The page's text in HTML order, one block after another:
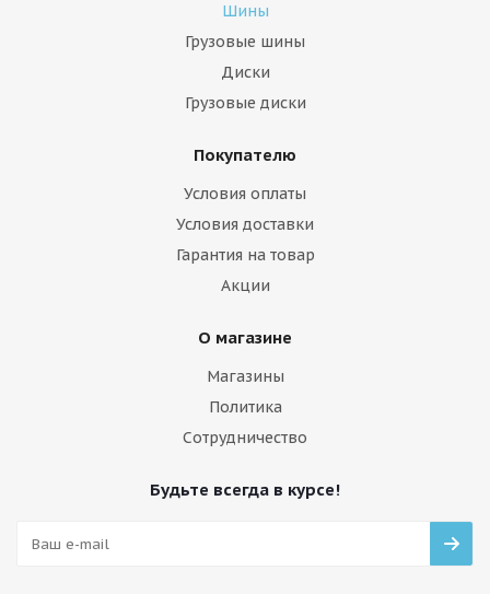
Шины
Грузовые шины
Диски
Грузовые диски
Покупателю
Условия оплаты
Условия доставки
Гарантия на товар
Акции
О магазине
Магазины
Политика
Сотрудничество
Будьте всегда в курсе!